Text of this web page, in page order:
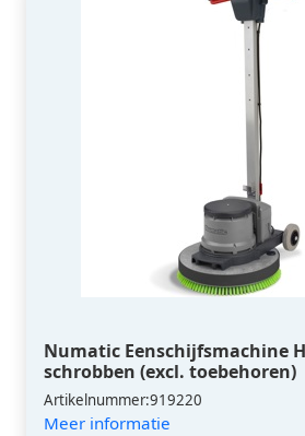
Numatic Eenschijfsmachine
schrobben (excl. toebehoren)
Artikelnummer:919220
Meer informatie